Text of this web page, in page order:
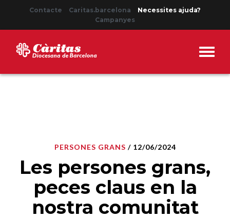
Contacte Caritas.barcelona
Necessites ajuda?
Campanyes
PERSONES GRANS / 12/06/2024
Les persones grans,
peces claus en la
nostra comunitat